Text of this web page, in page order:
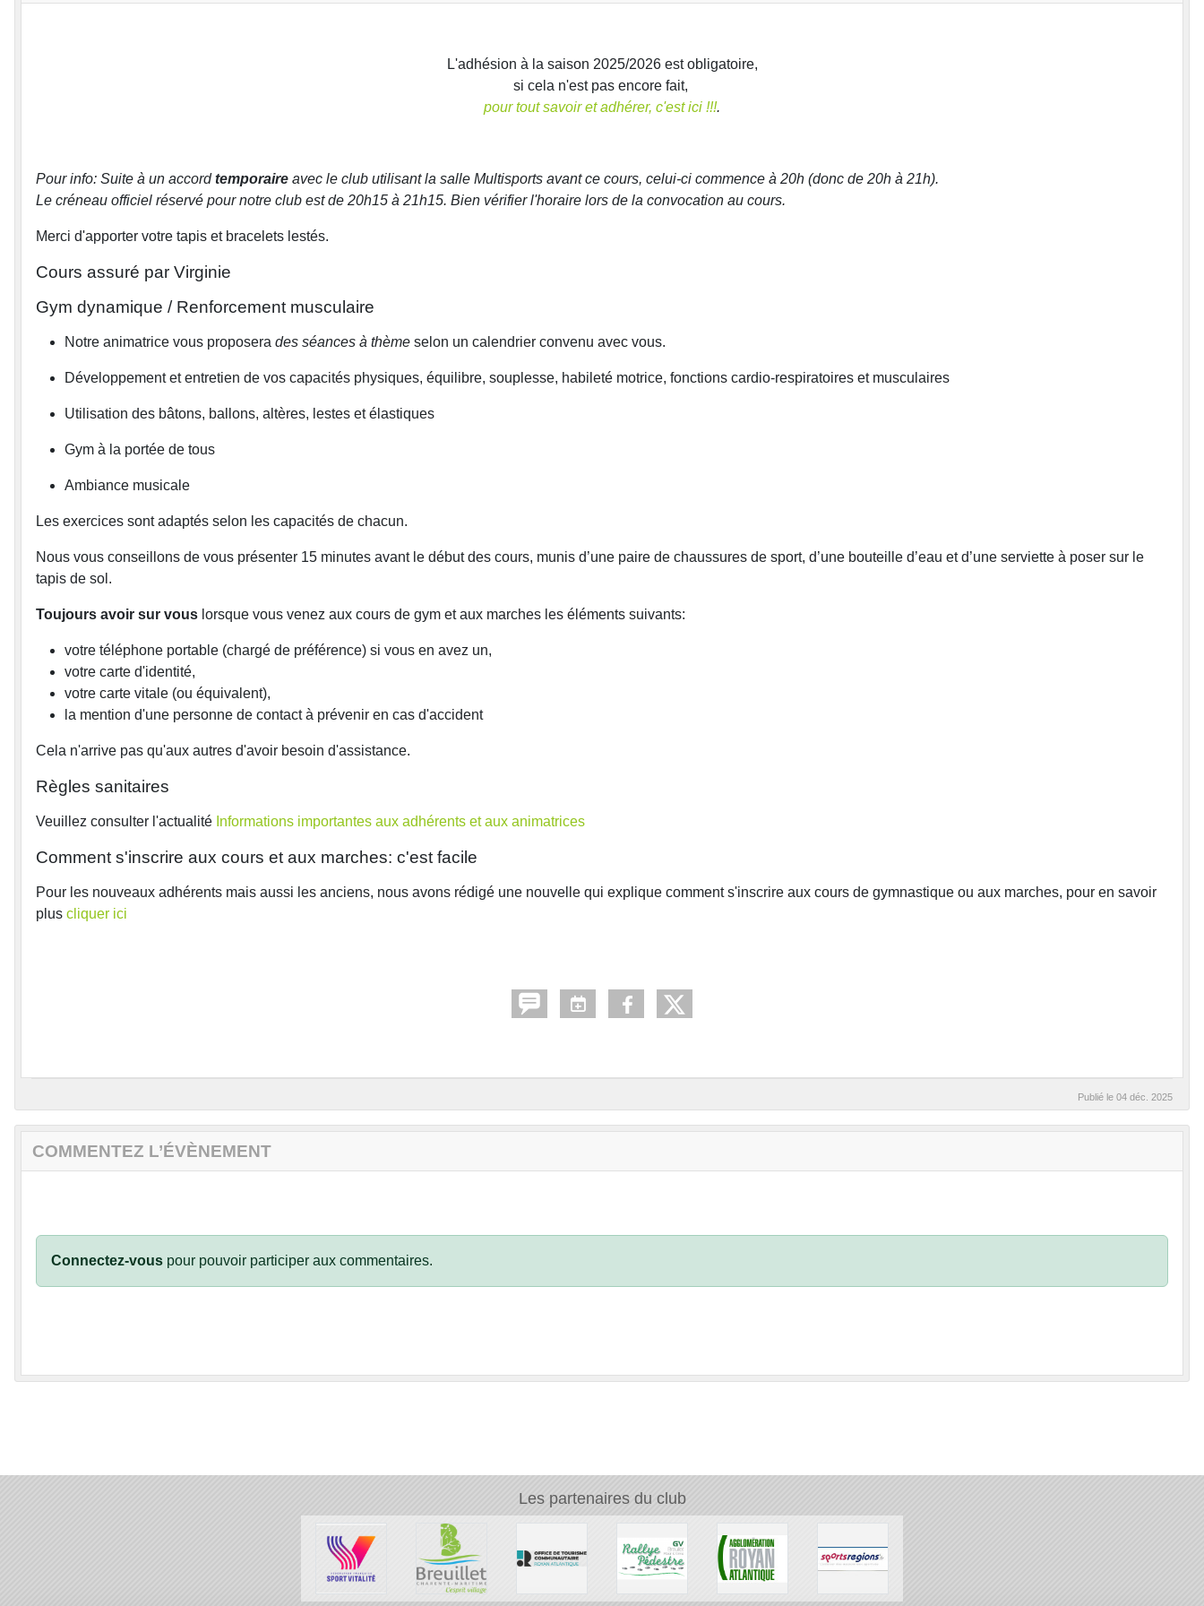
L'adhésion à la saison 2025/2026 est obligatoire,
si cela n'est pas encore fait,
pour tout savoir et adhérer, c'est ici !!!.
Pour info: Suite à un accordtemporaire avec le club utilisant la salle Multisports avant ce cours, celui-ci commence à 20h (donc de 20h à 21h).
Le créneau officiel réservé pour notre club est de 20h15 à 21h15. Bien vérifier l'horaire lors de la convocation au cours.
Merci d'apporter votre tapis et bracelets lestés.
Cours assuré par Virginie
Gym dynamique / Renforcement musculaire
Notre animatrice vous proposera des séances à thème selon un calendrier convenu avec vous.
Développement et entretien de vos capacités physiques, équilibre, souplesse, habileté motrice, fonctions cardio-respiratoires et musculaires
Utilisation des bâtons, ballons, altères, lestes et élastiques
Gym à la portée de tous
Ambiance musicale
Les exercices sont adaptés selon les capacités de chacun.
Nous vous conseillons de vous présenter 15 minutes avant le début des cours, munis d’une paire de chaussures de sport, d’une bouteille d’eau et d’une serviette à poser sur le
tapis de sol.
Toujours avoir sur vous lorsque vous venez aux cours de gym et aux marches les éléments suivants:
votre téléphone portable (chargé de préférence) si vous en avez un,
votre carte d'identité,
votre carte vitale (ou équivalent),
la mention d'une personne de contact à prévenir en cas d'accident
Cela n'arrive pas qu'aux autres d'avoir besoin d'assistance.
Règles sanitaires
Veuillez consulter l'actualité Informations importantes aux adhérents et aux animatrices
Comment s'inscrire aux cours et aux marches: c'est facile
Pour les nouveaux adhérents mais aussi les anciens, nous avons rédigé une nouvelle qui explique comment s'inscrire aux cours de gymnastique ou aux marches, pour en savoir
plus cliquer ici
Publié le 04 déc. 2025
COMMENTEZ L’ÉVÈNEMENT
Connectez-vous pour pouvoir participer aux commentaires.
Les partenaires du club